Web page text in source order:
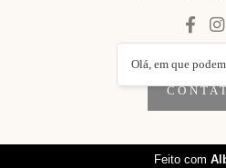
Olá, em que
Feito com